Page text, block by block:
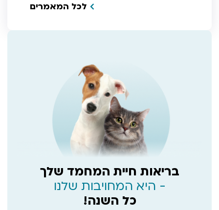
לכל המאמרים
בריאות חיית המחמד שלך
- היא המחויבות שלנו
כל השנה!